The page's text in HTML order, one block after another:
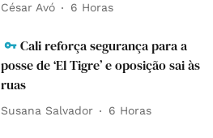
César Avó 6 Horas
Cali reforça segurança para a
posse de ‘El Tigre’ e oposição sai às
ruas
Susana Salvador 6 Horas